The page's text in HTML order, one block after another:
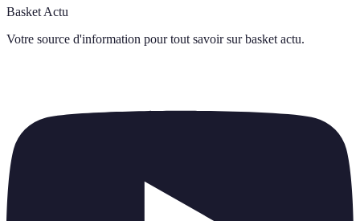
Basket Actu
Votre source d'information pour tout savoir sur basket actu.